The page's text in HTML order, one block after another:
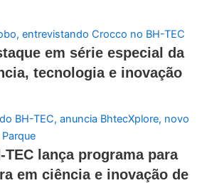
em série especial da
tecnologia e inovação
lança programa para
em ciência e inovação de